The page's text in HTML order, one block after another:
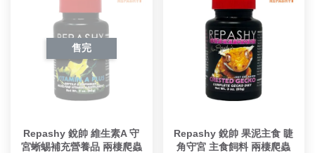
售完
Repashy 銳帥 維生素A 守
宮蜥蜴補充營養品 兩棲爬蟲
Repashy 銳帥 果泥主食 睫
角守宮 主食飼料 兩棲爬蟲